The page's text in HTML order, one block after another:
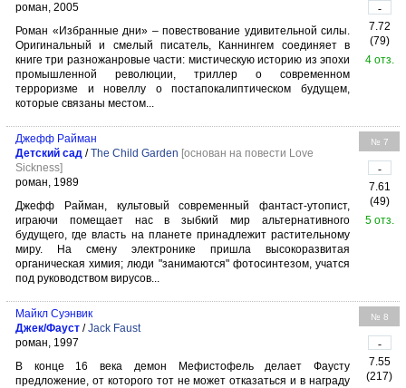
роман, 2005
Роман «Избранные дни» – повествование удивительной силы.
Оригинальный и смелый писатель, Каннингем соединяет в
книге три разножанровые части: мистическую историю из эпохи
промышленной революции, триллер о современном
терроризме и новеллу о постапокалиптическом будущем,
которые связаны местом...
-
7.72
(79)
4 отз.
Джефф Райман
Детский сад /The Child Garden [основан на повести Love
Sickness]
роман, 1989
Джефф Райман, культовый современный фантаст-утопист,
играючи помещает нас в зыбкий мир альтернативного
будущего, где власть на планете принадлежит растительному
миру. На смену электронике пришла высокоразвитая
органическая химия; люди "занимаются" фотосинтезом, учатся
под руководством вирусов...
№ 7
-
7.61
(49)
5 отз.
Майкл Суэнвик
Джек/Фауст /Jack Faust
роман, 1997
В конце 16 века демон Мефистофель делает Фаусту
предложение, от которого тот не может отказаться и в награду
№ 8
-
7.55
(217)